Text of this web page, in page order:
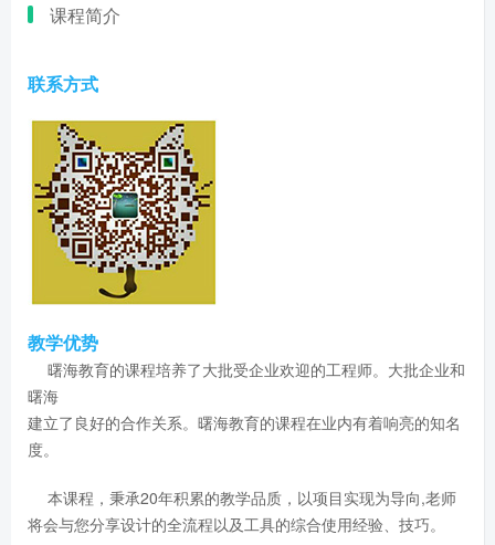
课程简介
联系方式
教学优势
曙海教育的课程培养了大批受企业欢迎的工程师。大批企业和
曙海
建立了良好的合作关系。曙海教育的课程在业内有着响亮的知名
度。
本课程，秉承20年积累的教学品质，以项目实现为导向,老师
将会与您分享设计的全流程以及工具的综合使用经验、技巧。